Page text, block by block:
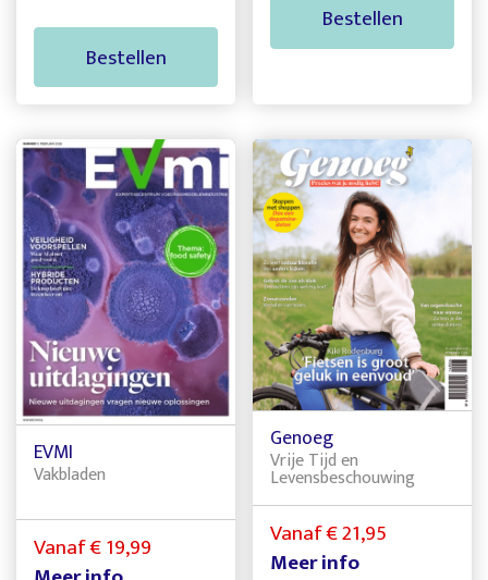
Bestellen
Bestellen
EVMI
Vakbladen
Vanaf € 19,99
Genoeg
Vrije Tijd en
Levensbeschouwing
Vanaf € 21,95
Meer info